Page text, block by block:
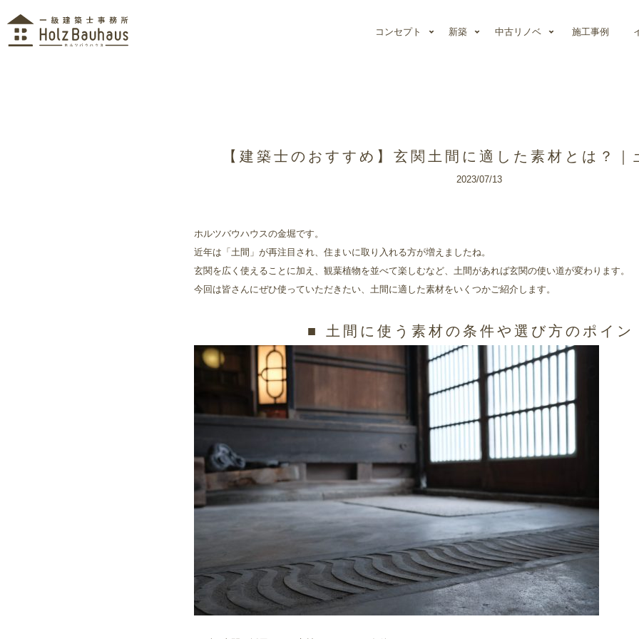
コンセプト 新築 中古リノベ 施工事例
【建築士のおすすめ】玄関土間に適した素材とは？
2023/07/13
ホルツバウハウスの金堀です。
近年は「土間」が再注目され、住まいに取り入れる方が増えましたね。
玄関を広く使えることに加え、観葉植物を並べて楽しむなど、土間があれば玄関の使い道が変わります。
今回は皆さんにぜひ使っていただきたい、土間に適した素材をいくつかご紹介します。
■ 土間に使う素材の条件や選び方のポイン